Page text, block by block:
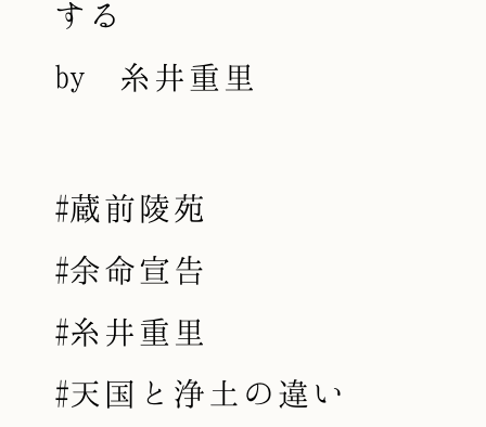
する
by 糸井重里
#蔵前陵苑
#余命宣告
#糸井重里
#天国と浄土の違い